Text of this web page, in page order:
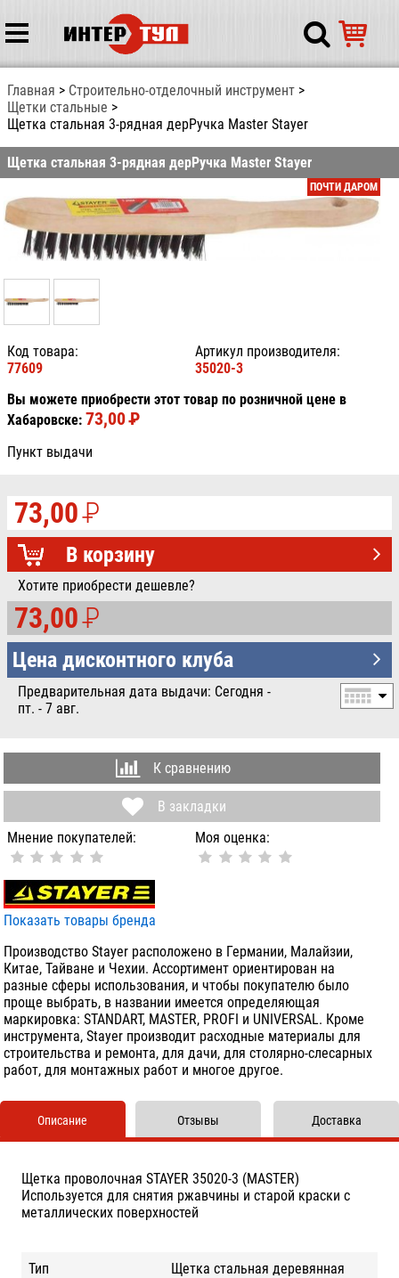
Главная
Строительно-отделочный инструмент
Щетки стальные
Щетка стальная 3-рядная дерРучка Master Stayer
Щетка стальная 3-рядная дерРучка Master Stayer
ПОЧТИ ДАРОМ
Код товара:
77609
Артикул производителя:
35020-3
Вы можете приобрести этот товар по розничной цене в
Хабаровске: 73,00PУБ.
Пункт выдачи
73,00P
УБ.
В корзину
Хотите приобрести дешевле?
73,00P
УБ.
Цена дисконтного клуба
Предварительная дата выдачи: Сегодня -
пт. - 7 авг.
К сравнению
В закладки
Мнение покупателей:
Моя оценка:
Показать товары бренда
Производство Stayer расположено в Германии, Малайзии,
Китае, Тайване и Чехии. Ассортимент ориентирован на
разные сферы использования, и чтобы покупателю было
проще выбрать, в названии имеется определяющая
маркировка: STANDART, MASTER, PROFI и UNIVERSAL. Кроме
инструмента, Stayer производит расходные материалы для
строительства и ремонта, для дачи, для столярно-слесарных
работ, для монтажных работ и многое другое.
Описание
Щетка проволочная STAYER 35020-3 (MASTER)
Используется для снятия ржавчины и старой краски с
металлических поверхностей
Тип
Щетка стальная деревянная
Отзывы Доставка